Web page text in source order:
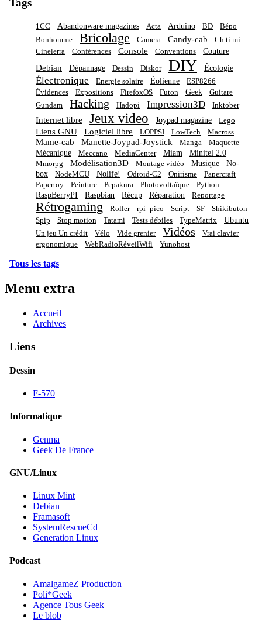
Tags
1CC Abandonware magazines Acta Arduino BD
Bépo
Bonhomme
Bricolage Camera Candy-cab
Ch ti mi
Cinelerra
Conférences Console Conventions Couture
Debian Dépannage Dessin Diskor DIY Écologie
Électronique Energie solaire Éolienne
ESP8266
Évidences
Expositions FirefoxOS Futon Geek
Guitare
Gundam
Hacking Hadopi Impression3D Inktober
Internet libre Jeux video Joypad magazine Lego
Liens GNU Logiciel libre LOPPSI LowTech Macross
Mame-cab Manette-Joypad-Joystick Manga Maquette
Mécanique Meccano MediaCenter Miam Minitel 2.0
Mmorpg Modélisation3D Montage vidéo Musique
No-
box
NodeMCU Nolife! Odroid-C2 Onirisme
Papercraft
Papertoy
Peinture Pepakura Photovoltaïque Python
RaspBerryPI Raspbian Récup Réparation Reportage
Rétrogaming Roller rpi_pico Script SF
Shikibuton
Spip
Stop motion Tatami Tests débiles TypeMatrix Ubuntu
Un jeu Un crédit Vélo Vide grenier Vidéos
Vrai clavier
ergonomique
WebRadioRéveilWifi Yunohost
Tous les tags
Menu extra
Accueil
Archives
Liens
Dessin
F-570
Informatique
Genma
Geek De France
GNU/Linux
Linux Mint
Debian
Framasoft
SystemRescueCd
Generation Linux
Podcast
AmalgameZ Production
Poli*Geek
Agence Tous Geek
Le blob